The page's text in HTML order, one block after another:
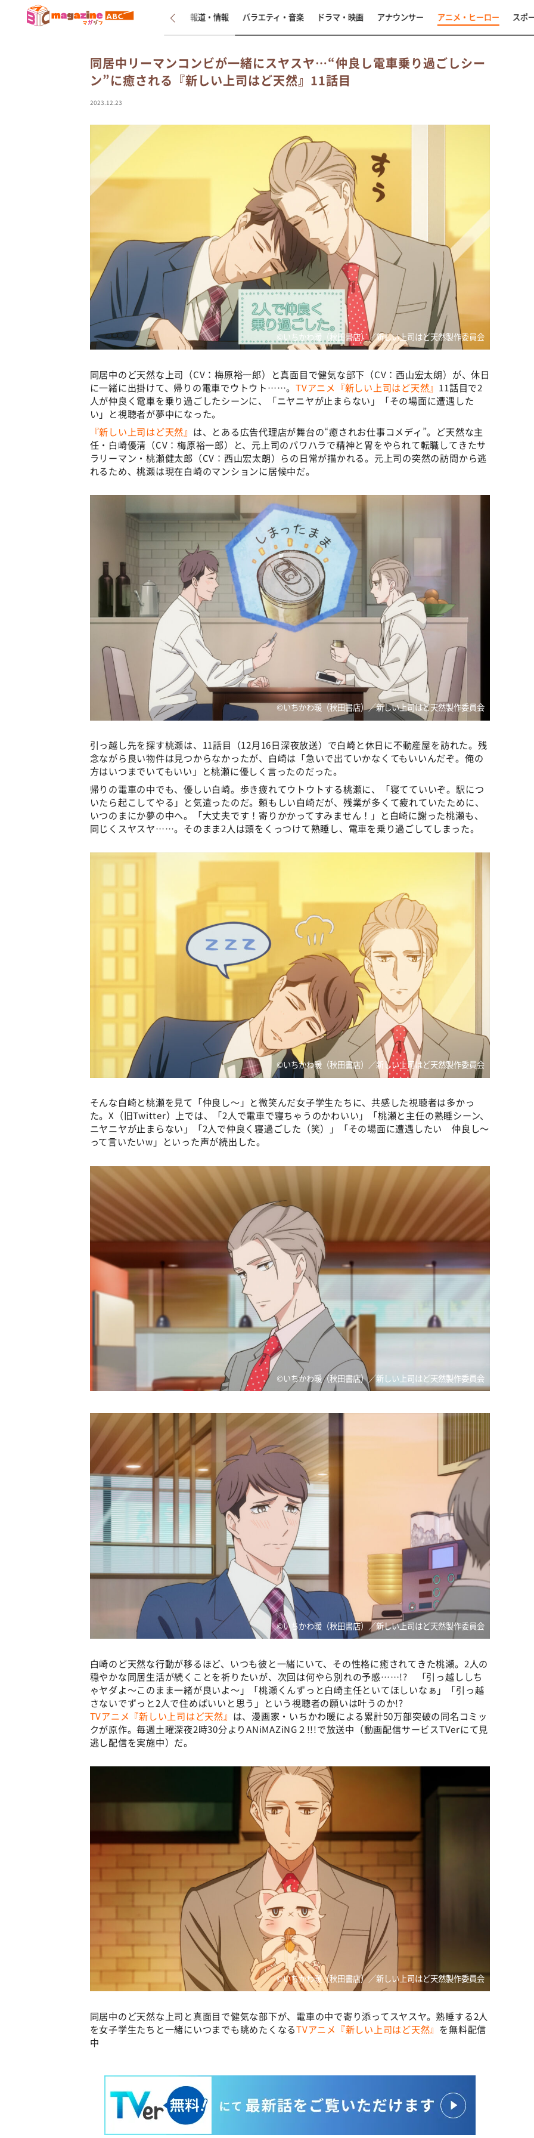
新着 インタビュー 報道・情報 バラエティ・音楽 ドラマ・映画 アナウンサー アニメ・ヒーロー スポ
同居中リーマンコンビが一緒にスヤスヤ…“仲良し電車乗り過ごしシー
ン”に癒される『新しい上司はど天然』11話目
2023.12.23
©いちかわ暖（秋田書店）／新しい上司はど天然製作委員会
同居中のど天然な上司（CV：梅原裕一郎）と真面目で健気な部下（CV：西山宏太朗）が、休日
に一緒に出掛けて、帰りの電車でウトウト……。TVアニメ『新しい上司はど天然』 11話目で2
人が仲良く電車を乗り過ごしたシーンに、「ニヤニヤが止まらない」「その場面に遭遇した
い」と視聴者が夢中になった。
『新しい上司はど天然』 は、とある広告代理店が舞台の“癒されお仕事コメディ”。ど天然な主
任・白崎優清（CV：梅原裕一郎）と、元上司のパワハラで精神と胃をやられて転職してきたサ
ラリーマン・桃瀬健太郎（CV：西山宏太朗）らの日常が描かれる。元上司の突然の訪問から逃
れるため、桃瀬は現在白崎のマンションに居候中だ。
©いちかわ暖（秋田書店）／新しい上司はど天然製作委員会
引っ越し先を探す桃瀬は、11話目（12月16日深夜放送）で白崎と休日に不動産屋を訪れた。残
念ながら良い物件は見つからなかったが、白崎は「急いで出ていかなくてもいいんだぞ。俺の
方はいつまでいてもいい」と桃瀬に優しく言ったのだった。
帰りの電車の中でも、優しい白崎。歩き疲れてウトウトする桃瀬に、「寝てていいぞ。駅につ
いたら起こしてやる」と気遣ったのだ。頼もしい白崎だが、残業が多くて疲れていたために、
いつのまにか夢の中へ。「大丈夫です！寄りかかってすみません！」と白崎に謝った桃瀬も、
同じくスヤスヤ……。そのまま2人は頭をくっつけて熟睡し、電車を乗り過ごしてしまった。
©いちかわ暖（秋田書店）／新しい上司はど天然製作委員会
そんな白崎と桃瀬を見て「仲良し～」と微笑んだ女子学生たちに、共感した視聴者は多かっ
た。X（旧Twitter）上では、「2人で電車で寝ちゃうのかわいい」「桃瀬と主任の熟睡シーン、
ニヤニヤが止まらない」「2人で仲良く寝過ごした（笑）」「その場面に遭遇したい 仲良し～
って言いたいw」といった声が続出した。
©いちかわ暖（秋田書店）／新しい上司はど天然製作委員会
©いちかわ暖（秋田書店）／新しい上司はど天然製作委員会
白崎のど天然な行動が移るほど、いつも彼と一緒にいて、その性格に癒されてきた桃瀬。2人の
穏やかな同居生活が続くことを祈りたいが、次回は何やら別れの予感……!? 「引っ越ししち
ゃヤダよ～このまま一緒が良いよ～」「桃瀬くんずっと白崎主任といてほしいなぁ」「引っ越
さないでずっと2人で住めばいいと思う」という視聴者の願いは叶うのか!?
TVアニメ『新しい上司はど天然』 は、漫画家・いちかわ暖による累計50万部突破の同名コミッ
クが原作。毎週土曜深夜2時30分よりANiMAZiNG２!!!で放送中（動画配信サービスTVerにて見
逃し配信を実施中）だ。
©いちかわ暖（秋田書店）／新しい上司はど天然製作委員会
同居中のど天然な上司と真面目で健気な部下が、電車の中で寄り添ってスヤスヤ。熟睡する2人
を女子学生たちと一緒にいつまでも眺めたくなるTVアニメ『新しい上司はど天然』 を無料配信
中